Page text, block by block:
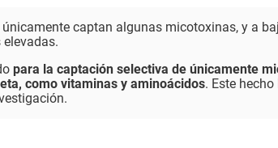
captan algunas micotoxinas, y a
para la captación selectiva de únicamente
como vitaminas y aminoácidos. Este